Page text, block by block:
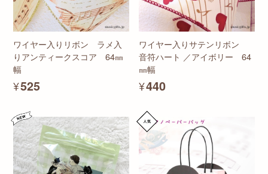
ワイヤー入りリボン ラメ入
りアンティークスコア 64㎜
幅
¥525
ワイヤー入りサテンリボン
音符ハート ／アイボリー 64
㎜幅
¥440